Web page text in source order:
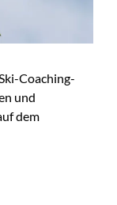
Coaching-
und
dem